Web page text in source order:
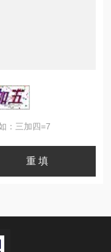
：三加四=7